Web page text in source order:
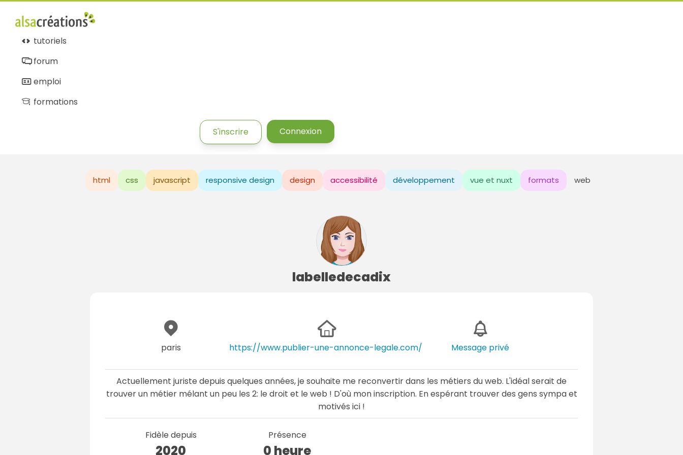
tutoriels
forum
emploi
formations
S'inscrire Connexion
html css javascript responsive design design accessibilité développement vue et nuxt formats web
labelledecadix
paris https://www.publier-une-annonce-legale.com/ Message privé
Actuellement juriste depuis quelques années, je souhaite me reconvertir dans les métiers du web. L'idéal serait de
trouver un métier mélant un peu les 2: le droit et le web ! D'où mon inscription. En espérant trouver des gens sympa et
motivés ici !
Fidèle depuis
2020
Présence
0 heure